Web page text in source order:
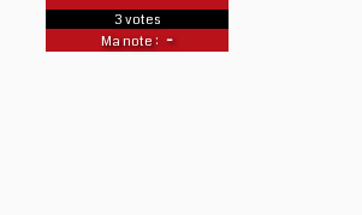
3 votes
Ma note : -